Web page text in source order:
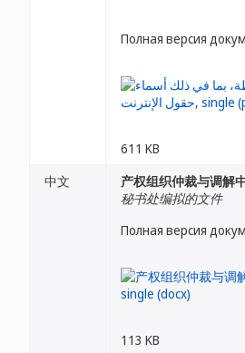
Полная версия
611 KB
中文
产权组织仲裁与调解
秘书处编拟的文件
Полная версия
113 KB